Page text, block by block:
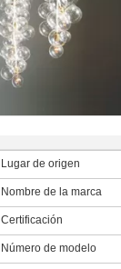
Lugar de origen
Nombre de la marca
Certificación
Número de modelo